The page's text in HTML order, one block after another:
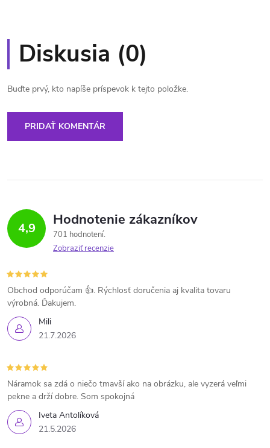
Diskusia (0)
Buďte prvý, kto napíše príspevok k tejto položke.
PRIDAŤ KOMENTÁR
4,9 Hodnotenie zákazníkov
701 hodnotení
Zobraziť recenzie
Mili
21.7.2026
Obchod odporúčam 👍. Rýchlosť doručenia aj kvalita tovaru
výrobná. Ďakujem.
Iveta Antolíková
21.5.2026
Náramok sa zdá o niečo tmavší ako na obrázku, ale vyzerá veľmi
pekne a drží dobre. Som spokojná